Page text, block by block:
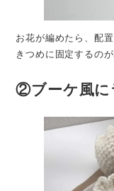
お花が編めたら、配
きつめに固定するの
②ブーケ風に